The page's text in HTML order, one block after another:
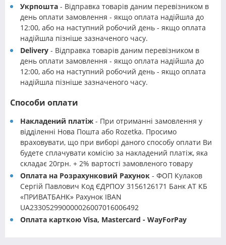
Укрпошта - Відправка товарів даним перевізником в
день оплати замовлення - якщо оплата надійшла до
12:00, або на наступний робочий день - якщо оплата
надійшла пізніше зазначеного часу.
Delivery - Відправка товарів даним перевізником в
день оплати замовлення - якщо оплата надійшла до
12:00, або на наступний робочий день - якщо оплата
надійшла пізніше зазначеного часу.
Способи оплати
Накладений платіж - При отриманні замовлення у
відділенні Нова Пошта або Rozetka. Просимо
враховувати, що при виборі даного способу оплати Ви
будете сплачувати комісію за накладений платіж, яка
складає 20грн. + 2% вартості замовленого товару
Оплата на Розрахунковий Рахунок - ФОП Кулаков
Сергій Павлович Код ЄДРПОУ 3156126171 Банк АТ КБ
«ПРИВАТБАНК» Рахунок IBAN
UA233052990000026007016006492
Оплата карткою Visa, Mastercard - WayForPay